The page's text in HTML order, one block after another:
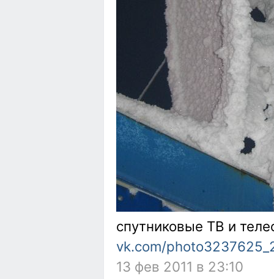
спутниковые ТВ и
vk.com/
13 фев 2011 в 23:10